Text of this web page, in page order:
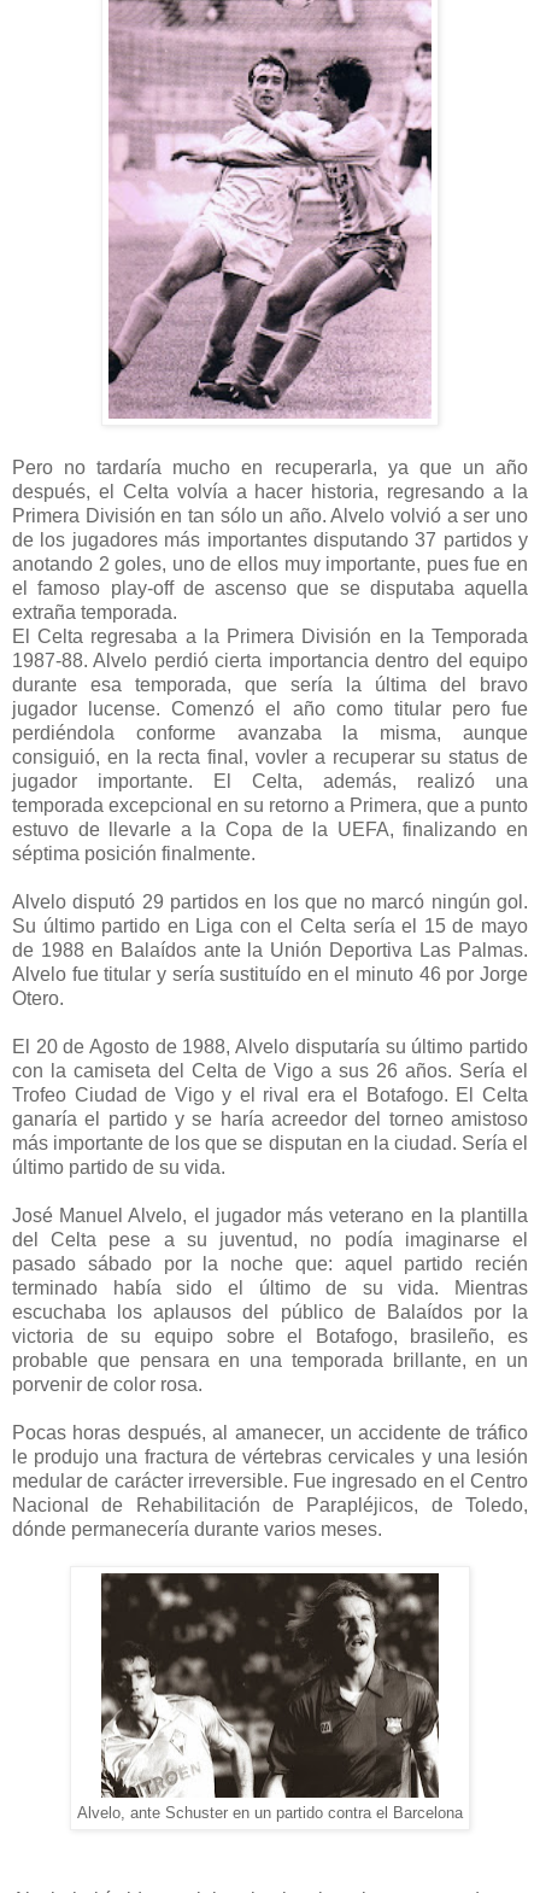
Pero no tardaría mucho en recuperarla, ya que un año
después, el Celta volvía a hacer historia, regresando a la
Primera División en tan sólo un año. Alvelo volvió a ser uno
de los jugadores más importantes disputando 37 partidos y
anotando 2 goles, uno de ellos muy importante, pues fue en
el famoso play-off de ascenso que se disputaba aquella
extraña temporada.
El Celta regresaba a la Primera División en la Temporada
1987-88. Alvelo perdió cierta importancia dentro del equipo
durante esa temporada, que sería la última del bravo
jugador lucense. Comenzó el año como titular pero fue
perdiéndola conforme avanzaba la misma, aunque
consiguió, en la recta final, vovler a recuperar su status de
jugador importante. El Celta, además, realizó una
temporada excepcional en su retorno a Primera, que a punto
estuvo de llevarle a la Copa de la UEFA, finalizando en
séptima posición finalmente.
Alvelo disputó 29 partidos en los que no marcó ningún gol.
Su último partido en Liga con el Celta sería el 15 de mayo
de 1988 en Balaídos ante la Unión Deportiva Las Palmas.
Alvelo fue titular y sería sustituído en el minuto 46 por Jorge
Otero.
El 20 de Agosto de 1988, Alvelo disputaría su último partido
con la camiseta del Celta de Vigo a sus 26 años. Sería el
Trofeo Ciudad de Vigo y el rival era el Botafogo. El Celta
ganaría el partido y se haría acreedor del torneo amistoso
más importante de los que se disputan en la ciudad. Sería el
último partido de su vida.
José Manuel Alvelo, el jugador más veterano en la plantilla
del Celta pese a su juventud, no podía imaginarse el
pasado sábado por la noche que: aquel partido recién
terminado había sido el último de su vida. Mientras
escuchaba los aplausos del público de Balaídos por la
victoria de su equipo sobre el Botafogo, brasileño, es
probable que pensara en una temporada brillante, en un
porvenir de color rosa.
Pocas horas después, al amanecer, un accidente de tráfico
le produjo una fractura de vértebras cervicales y una lesión
medular de carácter irreversible. Fue ingresado en el Centro
Nacional de Rehabilitación de Parapléjicos, de Toledo,
dónde permanecería durante varios meses.
Alvelo, ante Schuster en un partido contra el Barcelona